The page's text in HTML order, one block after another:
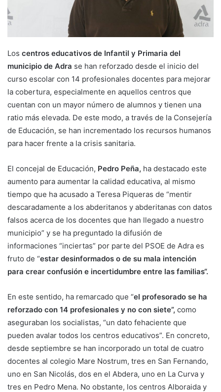
Los centros educativos de Infantil y Primaria del
municipio de Adra se han reforzado desde el inicio del
curso escolar con 14 profesionales docentes para mejorar
la cobertura, especialmente en aquellos centros que
cuentan con un mayor número de alumnos y tienen una
ratio más elevada. De este modo, a través de la Consejería
de Educación, se han incrementado los recursos humanos
para hacer frente a la crisis sanitaria.
El concejal de Educación, Pedro Peña, ha destacado este
aumento para aumentar la calidad educativa, al mismo
tiempo que ha acusado a Teresa Piqueras de “mentir
descaradamente a los abderitanos y abderitanas con datos
falsos acerca de los docentes que han llegado a nuestro
municipio” y se ha preguntado la difusión de
informaciones “inciertas” por parte del PSOE de Adra es
fruto de “estar desinformados o de su mala intención
para crear confusión e incertidumbre entre las familias“.
En este sentido, ha remarcado que “el profesorado se ha
reforzado con 14 profesionales y no con siete”, como
aseguraban los socialistas, “un dato fehaciente que
pueden avalar todos los centros educativos”. En concreto,
desde septiembre se han incorporado un total de cuatro
docentes al colegio Mare Nostrum, tres en San Fernando,
uno en San Nicolás, dos en el Abdera, uno en La Curva y
tres en Pedro Mena. No obstante, los centros Alboraida y